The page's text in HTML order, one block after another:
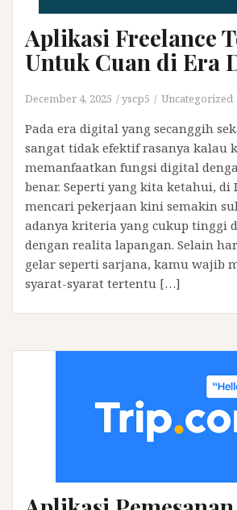
Aplikasi Freelance
Untuk Cuan di Era
December 4, 2025 yscp5 Uncategorized
Pada era digital yang secanggih
sangat tidak efektif rasanya kalau
memanfaatkan fungsi digital
benar. Seperti yang kita ketahui, di
mencari pekerjaan kini semakin
adanya kriteria yang cukup tinggi
dengan realita lapangan. Selain
gelar seperti sarjana, kamu wajib
syarat-syarat tertentu […]